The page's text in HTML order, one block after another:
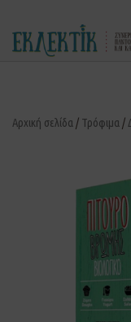
Αρχική σελίδα / Τρόφιμα /